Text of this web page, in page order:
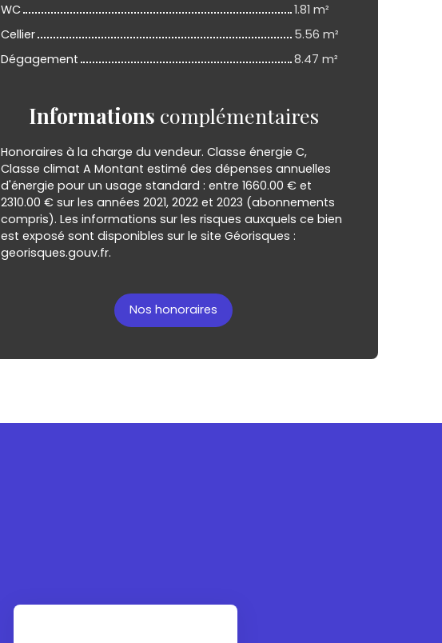
WC
1.81 m²
Cellier
5.56 m²
Dégagement
8.47 m²
Informations complémentaires
Honoraires à la charge du vendeur. Classe énergie C,
Classe climat A Montant estimé des dépenses annuelles
d'énergie pour un usage standard : entre 1660.00 € et
2310.00 € sur les années 2021, 2022 et 2023 (abonnements
compris). Les informations sur les risques auxquels ce bien
est exposé sont disponibles sur le site Géorisques :
georisques.gouv.fr.
Nos honoraires